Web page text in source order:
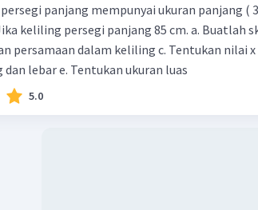
panjang mempunyai ukuran panjang (
keliling persegi panjang 85 cm. a. Buatlah
persamaan dalam keliling c. Tentukan nilai x
dan lebar e. Tentukan ukuran luas
5.0